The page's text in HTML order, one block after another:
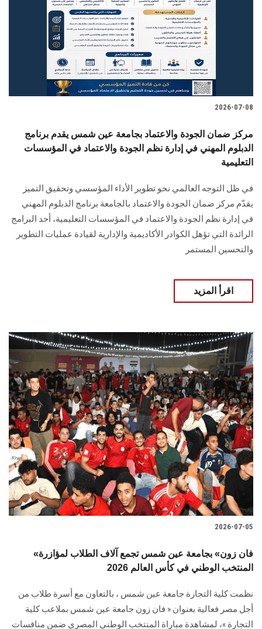
2026-07-08
مركز ضمان الجودة والاعتماد بجامعة عين شمس يقدم برنامج
الدبلوم المهني في إدارة نظم الجودة والاعتماد في المؤسسات
التعليمية
في ظل التوجه العالمي نحو تطوير الأداء المؤسسي وتحقيق التميز
يقدّم مركز ضمان الجودة والاعتماد بالجامعة برنامج الدبلوم المهني
في إدارة نظم الجودة والاعتماد في المؤسسات التعليمية، أحد البرامج
الرائدة التي تؤهل الكوادر الأكاديمية والإدارية لقيادة عمليات التطوير
والتحسين المستمر
اقرأ المزيد
2026-07-05
«فان زون» بجامعة عين شمس تجمع آلاف الطلاب لمؤازرة
المنتخب الوطني في كأس العالم 2026
نظمت كلية التجارة جامعة عين شمس ، بالتعاون مع أسرة طلاب من
أجل مصر فعالية بعنوان « فان زون جامعة عين شمس بملاعب كلية
التجارة »، لمشاهدة مباراة المنتخب الوطني المصري ضمن منافسات